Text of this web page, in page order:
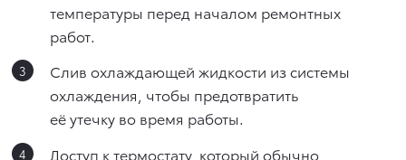
температуры перед началом ремонтных
работ.
Слив охлаждающей жидкости из системы
охлаждения, чтобы предотвратить
её утечку во время работы.
Доступ к термостату, который обычно